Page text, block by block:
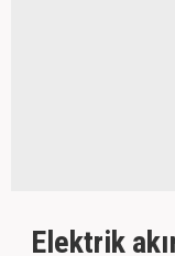
Elektrik